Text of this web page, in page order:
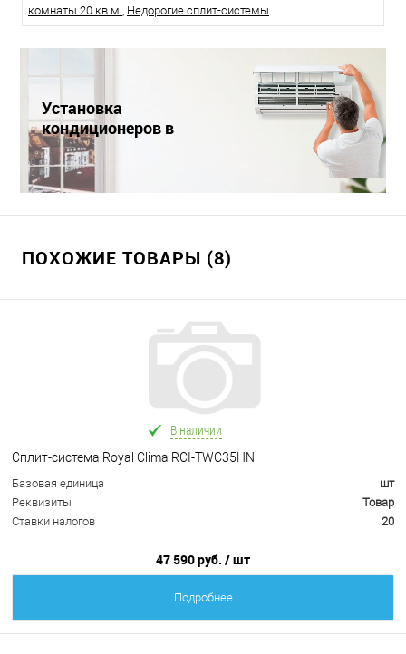
комнаты 20 кв.м., Недорогие сплит-системы.
Установка
кондиционеров в
Краснодаре
ПОХОЖИЕ ТОВАРЫ (8)
В наличии
Сплит-система Royal Clima RCI-TWC35HN
Базовая единица
шт
Реквизиты
Товар
Ставки налогов
20
47 590 руб. / шт
Подробнее